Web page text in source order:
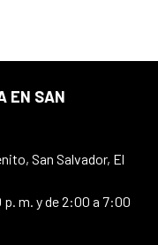
EN SAN
San Salvador, El
p. m. y de 2:00 a 7:00